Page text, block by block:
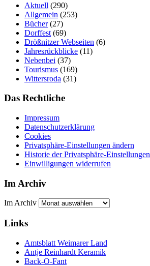
Aktuell (290)
Allgemein (253)
Bücher(27)
Dorffest (69)
Drößnitzer Webseiten (6)
Jahresrückblicke (11)
Nebenbei (37)
Tourismus (169)
Wittersroda (31)
Das Rechtliche
Impressum
Datenschutzerklärung
Cookies
Privatsphäre-Einstellungen ändern
Historie der Privatsphäre-Einstellungen
Einwilligungen widerrufen
Im Archiv
Im Archiv
Links
Amtsblatt Weimarer Land
Antje Reinhardt Keramik
Back-O-Fant